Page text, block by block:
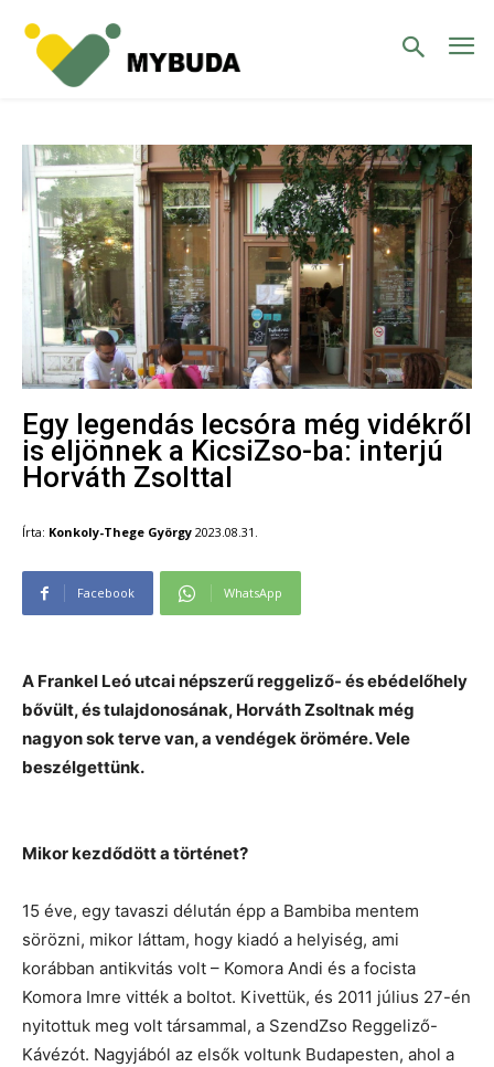
Egy legendás lecsóra még vidékről
is eljönnek a KicsiZso-ba: interjú
Horváth Zsolttal
Írta: Konkoly-Thege György 2023.08.31.
Facebook WhatsApp
A Frankel Leó utcai népszerű reggeliző- és ebédelőhely
bővült, és tulajdonosának, Horváth Zsoltnak még
nagyon sok terve van, a vendégek örömére. Vele
beszélgettünk.
Mikor kezdődött a történet?
15 éve, egy tavaszi délután épp a Bambiba mentem
sörözni, mikor láttam, hogy kiadó a helyiség, ami
korábban antikvitás volt – Komora Andi és a focista
Komora Imre vitték a boltot. Kivettük, és 2011 július 27-én
nyitottuk meg volt társammal, a SzendZso Reggeliző-
Kávézót. Nagyjából az elsők voltunk Budapesten, ahol a